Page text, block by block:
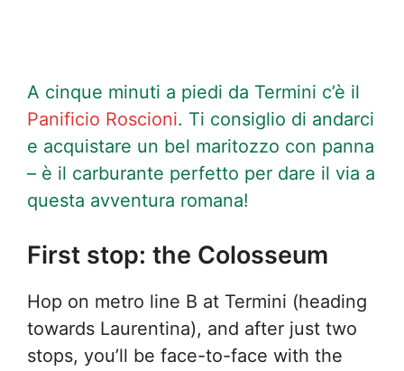
A cinque minuti a piedi da Termini c’è il
Panificio Roscioni. Ti consiglio di andarci
e acquistare un bel maritozzo con panna
– è il carburante perfetto per dare il via a
questa avventura romana!
First stop: the Colosseum
Hop on metro line B at Termini (heading
towards Laurentina), and after just two
stops, you’ll be face-to-face with the